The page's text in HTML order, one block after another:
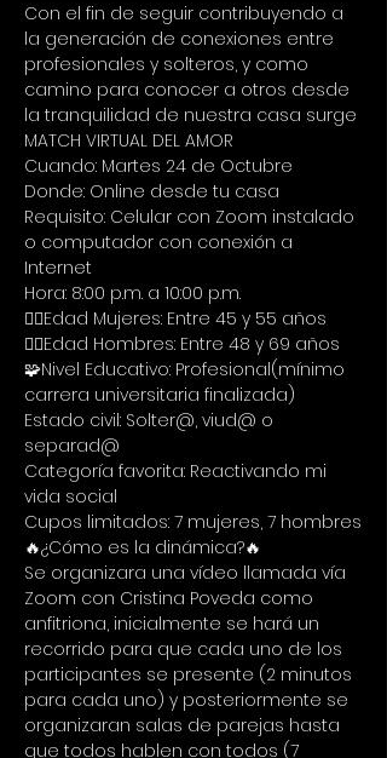
Con el fin de seguir contribuyendo a
la generación de conexiones entre
profesionales y solteros, y como
camino para conocer a otros desde
la tranquilidad de nuestra casa surge
MATCH VIRTUAL DEL AMOR
Cuando: Martes 24 de Octubre
Donde: Online desde tu casa
Requisito: Celular con Zoom instalado
o computador con conexión a
Internet
Hora: 8:00 p.m. a 10:00 p.m.
🙋‍♀Edad Mujeres: Entre 45 y 55 años
🙋‍♂Edad Hombres: Entre 48 y 69 años
🧩Nivel Educativo: Profesional(mínimo
carrera universitaria finalizada)
Estado civil: Solter@, viud@ o
separad@
Categoría favorita: Reactivando mi
vida social
Cupos limitados: 7 mujeres, 7 hombres
🔥¿Cómo es la dinámica?🔥
Se organizara una vídeo llamada vía
Zoom con Cristina Poveda como
anfitriona, inicialmente se hará un
recorrido para que cada uno de los
participantes se presente (2 minutos
para cada uno) y posteriormente se
organizaran salas de parejas hasta
que todos hablen con todos (7